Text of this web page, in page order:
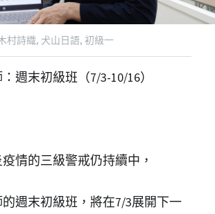
村詩織, 犬山日語, 初級一
週末初級班（7/3-10/16）
情的三級警戒仍持續中，
週末初級班，將在7/3展開下一